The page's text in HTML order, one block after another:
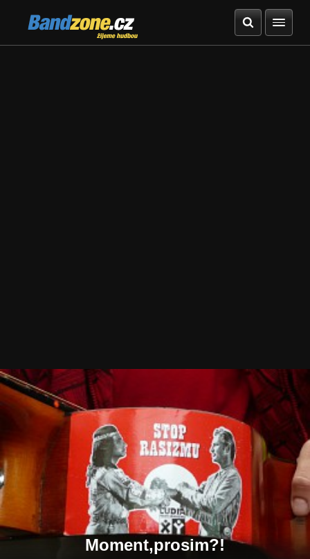
Bandzone.cz
žijeme hudbou
Moment,prosim?!